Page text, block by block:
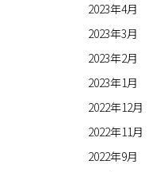
2023年4月
2023年3月
2023年2月
2023年1月
2022年12月
2022年11月
2022年9月